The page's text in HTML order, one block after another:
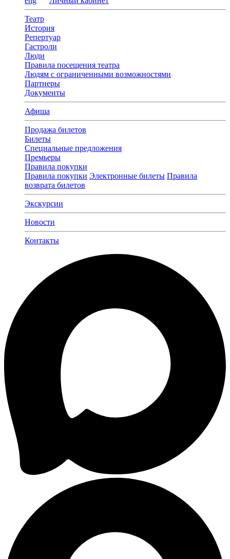
Театр
История
Репертуар
Гастроли
Люди
Правила посещения театра
Людям с ограниченными возможностями
Партнеры
Документы
Афиша
Продажа билетов
Билеты
Специальные предложения
Премьеры
Правила покупки
Правила покупки Электронные билеты Правила
возврата билетов
Экскурсии
Новости
Контакты